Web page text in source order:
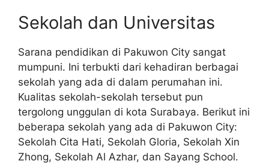
Sekolah dan Universitas
Sarana pendidikan di Pakuwon City sangat
mumpuni. Ini terbukti dari kehadiran berbagai
sekolah yang ada di dalam perumahan ini.
Kualitas sekolah-sekolah tersebut pun
tergolong unggulan di kota Surabaya. Berikut ini
beberapa sekolah yang ada di Pakuwon City:
Sekolah Cita Hati, Sekolah Gloria, Sekolah Xin
Zhong, Sekolah Al Azhar, dan Sayang School.